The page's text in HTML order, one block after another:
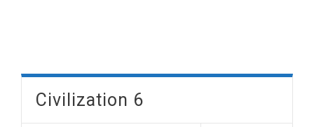
Civilization 6